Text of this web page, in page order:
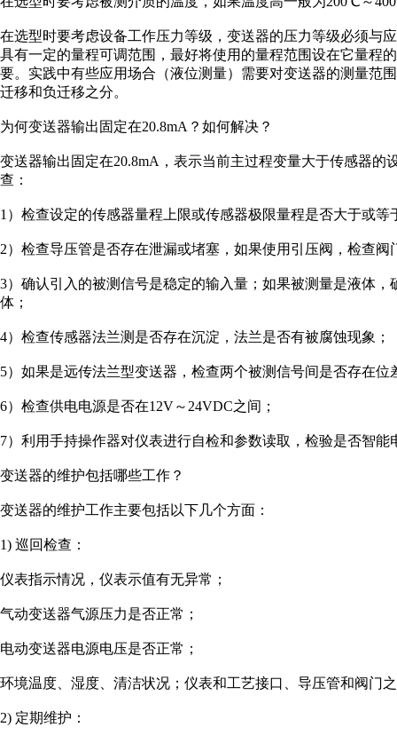
在选型时要考虑设备工作压力等级，变送器的压力等级必须与
具有一定的量程可调范围，最好将使用的量程范围设在它量程
要。实践中有些应用场合（液位测量）需要对变送器的测量范
迁移和负迁移之分。
为何变送器输出固定在20.8mA？如何解决？
变送器输出固定在20.8mA，表示当前主过程变量大于传感器
查：
1）检查设定的传感器量程上限或传感器极限量程是否大于或
2）检查导压管是否存在泄漏或堵塞，如果使用引压阀，检查阀
3）确认引入的被测信号是稳定的输入量；如果被测量是液体
体；
4）检查传感器法兰测是否存在沉淀，法兰是否有被腐蚀现象；
5）如果是远传法兰型变送器，检查两个被测信号间是否存在
6）检查供电电源是否在12V～24VDC之间；
7）利用手持操作器对仪表进行自检和参数读取，检验是否智
变送器的维护包括哪些工作？
变送器的维护工作主要包括以下几个方面：
1) 巡回检查：
仪表指示情况，仪表示值有无异常；
气动变送器气源压力是否正常；
电动变送器电源电压是否正常；
环境温度、湿度、清洁状况；仪表和工艺接口、导压管和阀门
2) 定期维护：